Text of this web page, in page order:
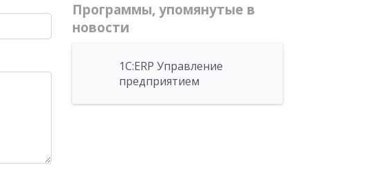
Программы, упомянутые в
новости
1С:ERP Управление
предприятием